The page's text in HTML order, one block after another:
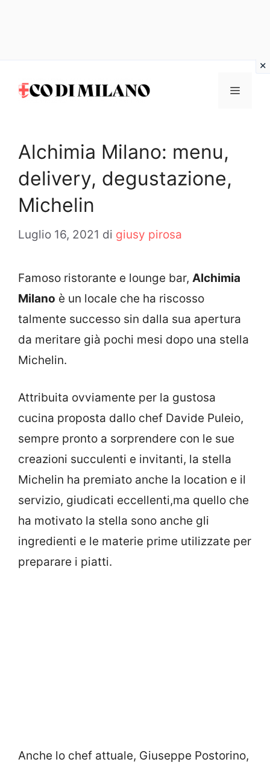
MENU
Alchimia Milano: menu,
delivery, degustazione,
Michelin
Luglio 16, 2021 di giusy pirosa
Famoso ristorante e lounge bar, Alchimia
Milano è un locale che ha riscosso
talmente successo sin dalla sua apertura
da meritare già pochi mesi dopo una stella
Michelin.
Attribuita ovviamente per la gustosa
cucina proposta dallo chef Davide Puleio,
sempre pronto a sorprendere con le sue
creazioni succulenti e invitanti, la stella
Michelin ha premiato anche la location e il
servizio, giudicati eccellenti,ma quello che
ha motivato la stella sono anche gli
ingredienti e le materie prime utilizzate per
preparare i piatti.
Anche lo chef attuale, Giuseppe Postorino,